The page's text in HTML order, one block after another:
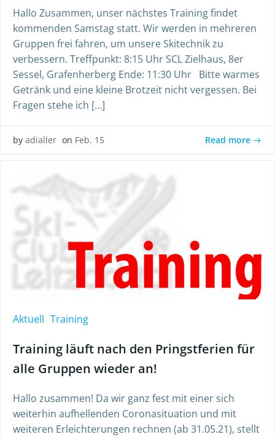
Hallo Zusammen, unser nächstes Training findet
kommenden Samstag statt. Wir werden in mehreren
Gruppen frei fahren, um unsere Skitechnik zu
verbessern. Treffpunkt: 8:15 Uhr SCL Zielhaus, 8er
Sessel, Grafenherberg Ende: 11:30 Uhr Bitte warmes
Getränk und eine kleine Brotzeit nicht vergessen. Bei
Fragen stehe ich […]
by adialler on Feb. 15 Read more
Aktuell Training
Training läuft nach den Pringstferien für
alle Gruppen wieder an!
Hallo zusammen! Da wir ganz fest mit einer sich
weiterhin aufhellenden Coronasituation und mit
weiteren Erleichterungen rechnen (ab 31.05.21), stellt